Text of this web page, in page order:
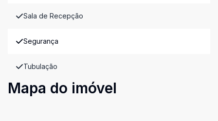
Sala de Recepção
Segurança
Tubulação
Mapa do imóvel